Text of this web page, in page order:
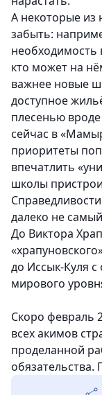
А некоторые из
забыть:
необходимость
кто может на
важнее новые
доступное
плесенью
сейчас в
приоритеты
впечатлить
школы
далеко не
До Виктора
до Иссык-Куля
мирового
Скоро февраль
всех акимов
проделанной
обязательства.